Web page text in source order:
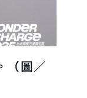
（圖／